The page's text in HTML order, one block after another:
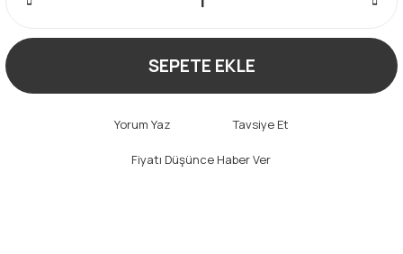
SEPETE EKLE
Yorum Yaz Tavsiye Et
Fiyatı Düşünce Haber Ver